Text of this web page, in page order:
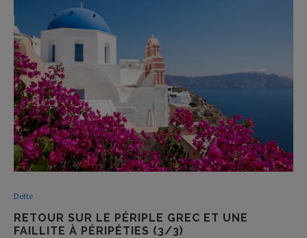
Dette
RETOUR SUR LE PÉRIPLE GREC ET UNE
FAILLITE À PÉRIPÉTIES (3/3)